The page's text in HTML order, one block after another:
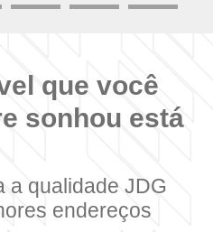
que você
sonhou está
a qualidade JDG
endereços